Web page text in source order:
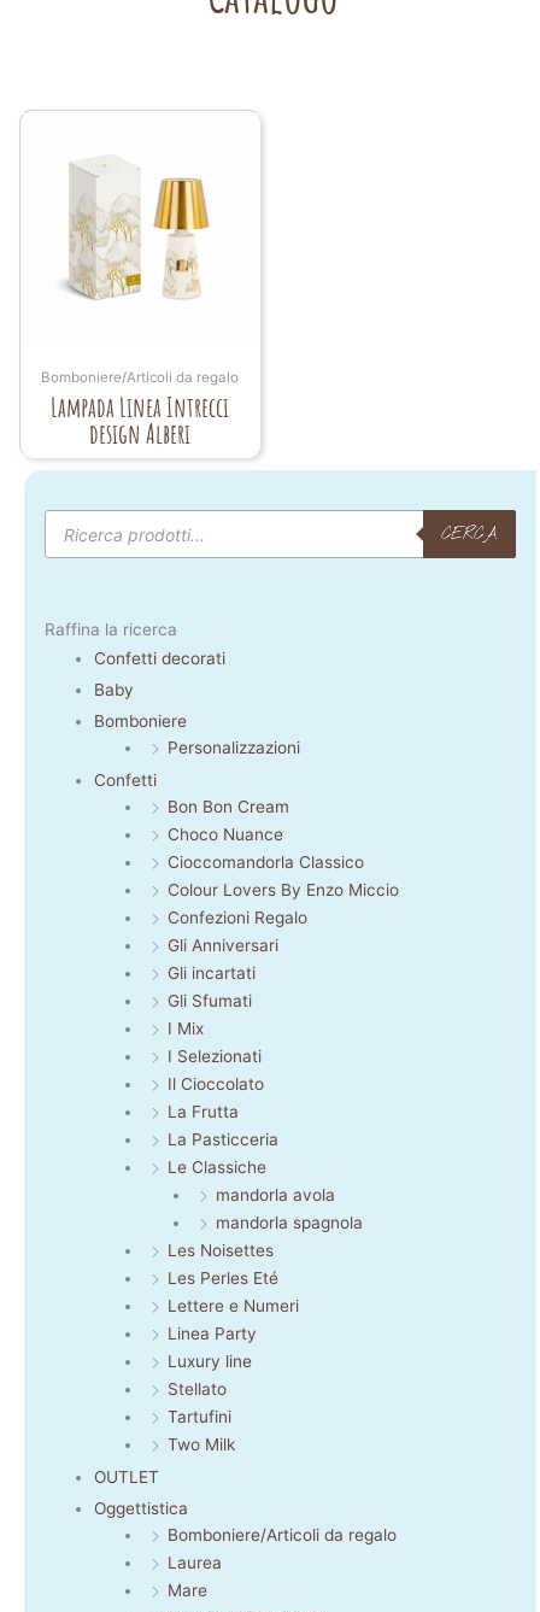
Bomboniere/Articoli da regalo
Lampada Linea Intrecci
design Alberi
Products
search
CERCA
Raffina la ricerca
Confetti decorati
Baby
Bomboniere
Personalizzazioni
Confetti
Bon Bon Cream
Choco Nuance
Cioccomandorla Classico
Colour Lovers By Enzo Miccio
Confezioni Regalo
Gli Anniversari
Gli incartati
Gli Sfumati
I Mix
I Selezionati
Il Cioccolato
La Frutta
La Pasticceria
Le Classiche
mandorla avola
mandorla spagnola
Les Noisettes
Les Perles Eté
Lettere e Numeri
Linea Party
Luxury line
Stellato
Tartufini
Two Milk
OUTLET
Oggettistica
Bomboniere/Articoli da regalo
Laurea
Mare